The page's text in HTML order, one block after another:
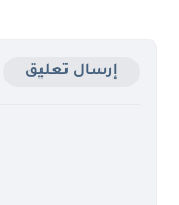
إرسال تعليق